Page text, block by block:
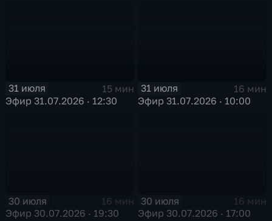
31 июля
15 мин
Эфир 31.07.2026 · 12:30
31 июля
16 мин
Эфир 31.07.2026 · 10:00
30 июля
16 мин
Эфир 30.07.2026 · 19:30
30 июля
16 мин
Эфир 30.07.2026 · 17:00